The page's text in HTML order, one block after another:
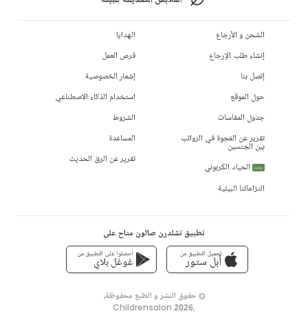
الشحن و الأرجاع
إنشاء طلب الإرجاع
إتصل بنا
حول الموقع
جدول المقاسات
تقرير عن الفجوة في الرواتب
بين الجنسين
جديد
الحياد الكربوني
التزاماتنا البيئية
الهدايا
فرص العمل
إشعار الخصوصية
استخدام الذكاء الاصطناعي
الشروط
المساعدة
تقرير عن الرق الحديث
تطبيق تشلدرن صالون متاح على
تحميل التطبيق من
أبل ستور
احصلوا على التطبيق من
غوغل بلاي
© حقوق النشر و الطبع محفوظة،
,
Childrensalon 2026